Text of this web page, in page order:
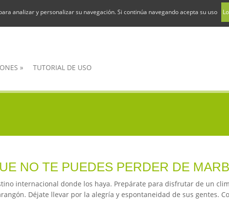
» TUTORIAL DE USO
NO TE PUEDES PERDER DE
internacional donde los haya. Prepárate para disfrutar de un
Déjate llevar por la alegría y espontaneidad de sus gentes.
analizar y personalizar su navegación. Si continúa navegando acepta su uso